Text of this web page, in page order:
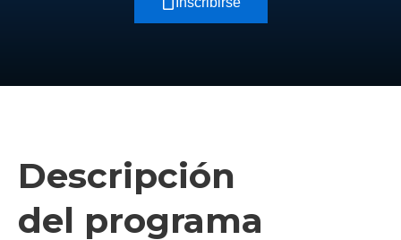
Descripción
del programa